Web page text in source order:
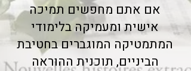
אם אתם מחפשים תמיכה
אישית ומעמיקה בלימודי
המתמטיקה המוגברים בחטיבת
הביניים, תוכנית ההוראה